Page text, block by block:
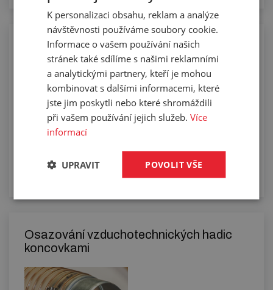
Manuální řezání hadic na požadovanou
délku
Osazování vzduchotechnických hadic
koncovkami
K personalizaci obsahu, reklam a analýze
návštěvnosti používáme soubory cookie.
Informace o vašem používání našich
stránek také sdílíme s našimi reklamními
a analytickými partnery, kteří je mohou
kombinovat s dalšími informacemi, které
jste jim poskytli nebo které shromáždili
při vašem používání jejich služeb.Více
informací
POVOLIT VŠE
UPRAVIT